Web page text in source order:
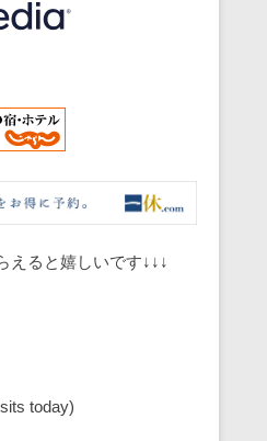
えると嬉しいです↓↓↓
today)